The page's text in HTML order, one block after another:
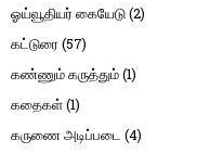
ஓய்வூதியர் கையேடு(2)
கட்டுரை (57)
கண்ணும் கருத்தும்(1)
கதைகள்(1)
கருணை அடிப்படை (4)